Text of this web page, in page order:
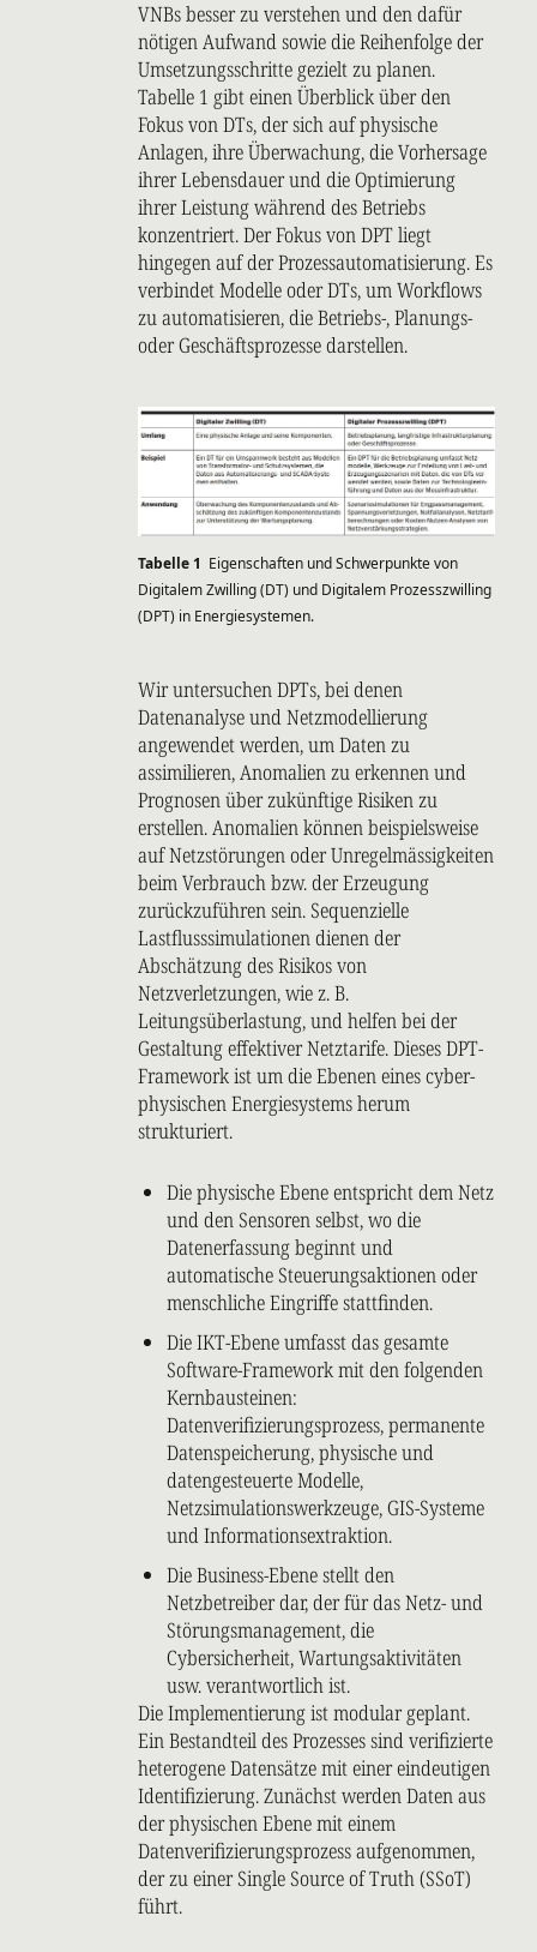
VNBs besser zu verstehen und den dafür
nötigen Aufwand sowie die Reihenfolge der
Umsetzungsschritte gezielt zu planen.
Tabelle 1 gibt einen Überblick über den
Fokus von DTs, der sich auf physische
Anlagen, ihre Überwachung, die Vorhersage
ihrer Lebensdauer und die Optimierung
ihrer Leistung während des Betriebs
konzentriert. Der Fokus von DPT liegt
hingegen auf der Prozessautomatisierung. Es
verbindet Modelle oder DTs, um Workflows
zu automatisieren, die Betriebs-, Planungs-
oder Geschäftsprozesse darstellen.
Tabelle 1 Eigenschaften und Schwerpunkte von
Digitalem Zwilling (DT) und Digitalem Prozesszwilling
(DPT) in Energiesystemen.
Wir untersuchen DPTs, bei denen
Datenanalyse und Netzmodellierung
angewendet werden, um Daten zu
assimilieren, Anomalien zu erkennen und
Prognosen über zukünftige Risiken zu
erstellen. Anomalien können beispielsweise
auf Netzstörungen oder Unregelmässigkeiten
beim Verbrauch bzw. der Erzeugung
zurückzuführen sein. Sequenzielle
Lastflusssimulationen dienen der
Abschätzung des Risikos von
Netzverletzungen, wie z. B.
Leitungsüberlastung, und helfen bei der
Gestaltung effektiver Netztarife. Dieses DPT-
Framework ist um die Ebenen eines cyber-
physischen Energiesystems herum
strukturiert.
Die physische Ebene entspricht dem Netz
und den Sensoren selbst, wo die
Datenerfassung beginnt und
automatische Steuerungsaktionen oder
menschliche Eingriffe stattfinden.
Die IKT-Ebene umfasst das gesamte
Software-Framework mit den folgenden
Kernbausteinen:
Datenverifizierungsprozess, permanente
Datenspeicherung, physische und
datengesteuerte Modelle,
Netzsimulationswerkzeuge, GIS-Systeme
und Informationsextraktion.
Die Business-Ebene stellt den
Netzbetreiber dar, der für das Netz- und
Störungsmanagement, die
Cybersicherheit, Wartungsaktivitäten
usw. verantwortlich ist.
Die Implementierung ist modular geplant.
Ein Bestandteil des Prozesses sind verifizierte
heterogene Datensätze mit einer eindeutigen
Identifizierung. Zunächst werden Daten aus
der physischen Ebene mit einem
Datenverifizierungsprozess aufgenommen,
der zu einer Single Source of Truth (SSoT)
führt.